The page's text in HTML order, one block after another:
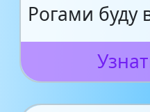
Рогами буду